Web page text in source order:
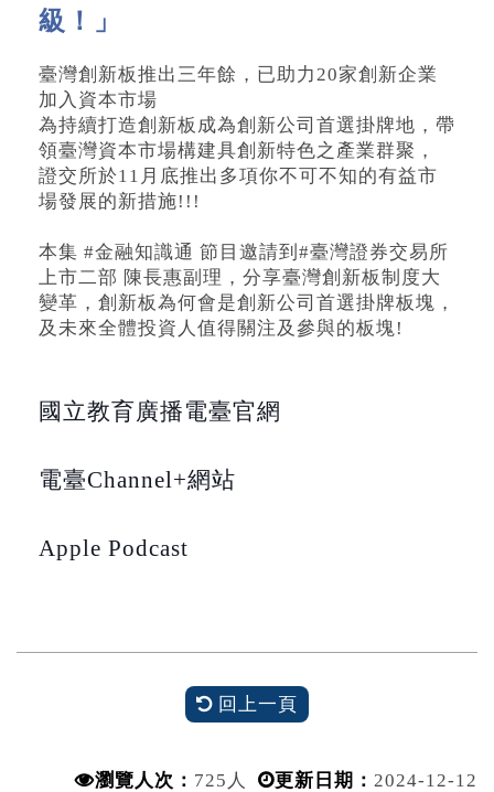
級！」
臺灣創新板推出三年餘，已助力20家創新企業
加入資本市場
為持續打造創新板成為創新公司首選掛牌地，帶
領臺灣資本市場構建具創新特色之產業群聚，
證交所於11月底推出多項你不可不知的有益市
場發展的新措施!!!
本集 #金融知識通 節目邀請到#臺灣證券交易所
上市二部 陳長惠副理，分享臺灣創新板制度大
變革，創新板為何會是創新公司首選掛牌板塊，
及未來全體投資人值得關注及參與的板塊!
國立教育廣播電臺官網
電臺Channel+網站
Apple Podcast
回上一頁
瀏覽人次： 725人 更新日期： 2024-12-12